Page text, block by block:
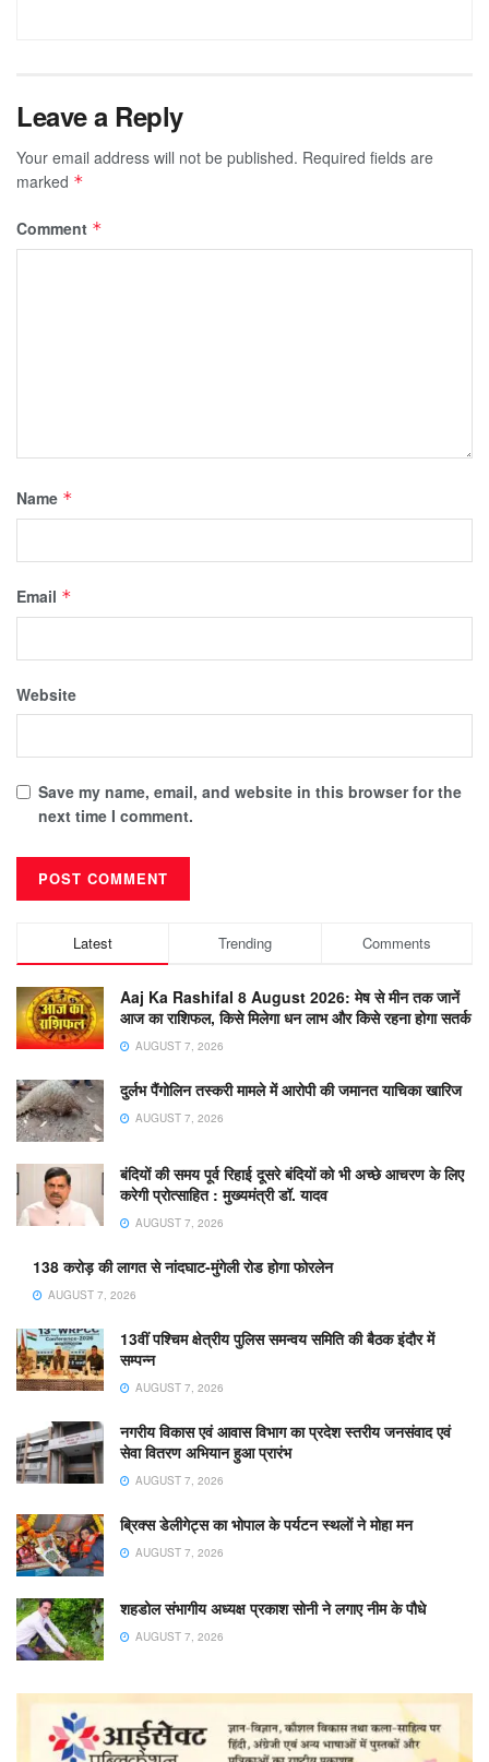
Leave a Reply
Your email address will not be published. Required fields are
marked *
Comment *
Name *
Email *
Website
Save my name, email, and website in this browser for the
next time I comment.
Latest Trending Comments
Aaj Ka Rashifal 8 August 2026: मेष से मीन तक जानें
आज का राशिफल, किसे मिलेगा धन लाभ और किसे रहना होगा सतर्क
AUGUST 7, 2026
दुर्लभ पैंगोलिन तस्करी मामले में आरोपी की जमानत याचिका खारिज
AUGUST 7, 2026
बंदियों की समय पूर्व रिहाई दूसरे बंदियों को भी अच्छे आचरण के लिए
करेगी प्रोत्साहित : मुख्यमंत्री डॉ. यादव
AUGUST 7, 2026
138 करोड़ की लागत से नांदघाट-मुंगेली रोड होगा फोरलेन
AUGUST 7, 2026
13वीं पश्चिम क्षेत्रीय पुलिस समन्वय समिति की बैठक इंदौर में
सम्पन्न
AUGUST 7, 2026
नगरीय विकास एवं आवास विभाग का प्रदेश स्तरीय जनसंवाद एवं
सेवा वितरण अभियान हुआ प्रारंभ
AUGUST 7, 2026
ब्रिक्स डेलीगेट्स का भोपाल के पर्यटन स्थलों ने मोहा मन
AUGUST 7, 2026
शहडोल संभागीय अध्यक्ष प्रकाश सोनी ने लगाए नीम के पौधे
AUGUST 7, 2026